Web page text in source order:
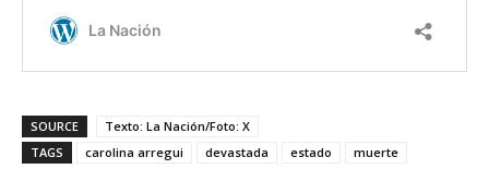
SOURCE
Texto: La Nación/Foto: X
TAGS
carolina arregui devastada estado
muerte